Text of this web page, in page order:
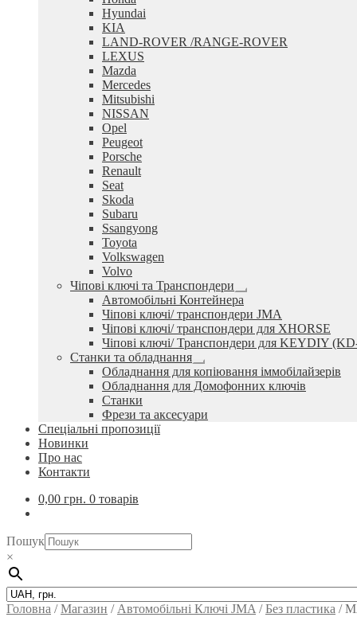
Hyundai
KIA
LAND-ROVER /RANGE-ROVER
LEXUS
Mazda
Mercedes
Mitsubishi
NISSAN
Opel
Peugeot
Porsche
Renault
Seat
Skoda
Subaru
Ssangyong
Toyota
Volkswagen
Volvo
Чіпові ключі та Транспондери
Розгорнуте
вкладене
меню
Автомобільні Контейнера
Чіпові ключі/ транспондери JMA
Чіпові ключі/ транспондери для XHORSE
Чіпові ключі/ Транспондери для KEYDIY
Станки та обладнання
Розгорнуте
вкладене
меню
Обладнання для копіювання іммобілайзерів
Обладнання для Домофонних ключів
Станки
Фрези та аксесуари
Спеціальні пропозиції
Новинки
Про нас
Контакти
0,00 грн. 0 товарів
Пошук
×
Головна /Магазин / Автомобільні Ключi JMA /Без пластика /